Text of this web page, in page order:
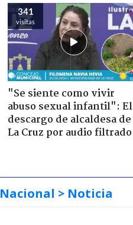
341
visitas
"Se siente como vivir
abuso sexual infantil": El
descargo de alcaldesa de
La Cruz por audio filtrado
Nacional > Noticia